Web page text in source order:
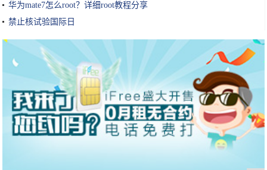
华为mate7怎么root？详细root教程分享
禁止核试验国际日